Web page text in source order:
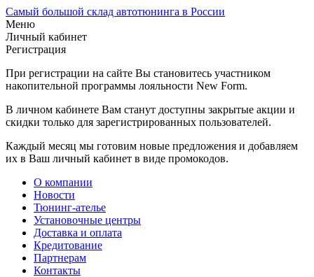
Самый большой склад автотюнинга в России
Меню
Личный кабинет
Регистрация
При регистрации на сайте Вы становитесь участником
накопительной программы лояльности New Form.
В личном кабинете Вам станут доступны закрытые акции и
скидки только для зарегистрированных пользователей.
Каждый месяц мы готовим новые предложения и добавляем
их в Ваш личный кабинет в виде промокодов.
О компании
Новости
Тюнинг-ателье
Установочные центры
Доставка и оплата
Кредитование
Партнерам
Контакты